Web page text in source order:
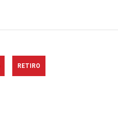
RETIRO